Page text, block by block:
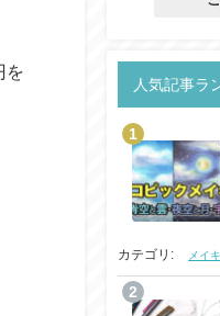
を
人気記事ラ
カテゴリ: メイ